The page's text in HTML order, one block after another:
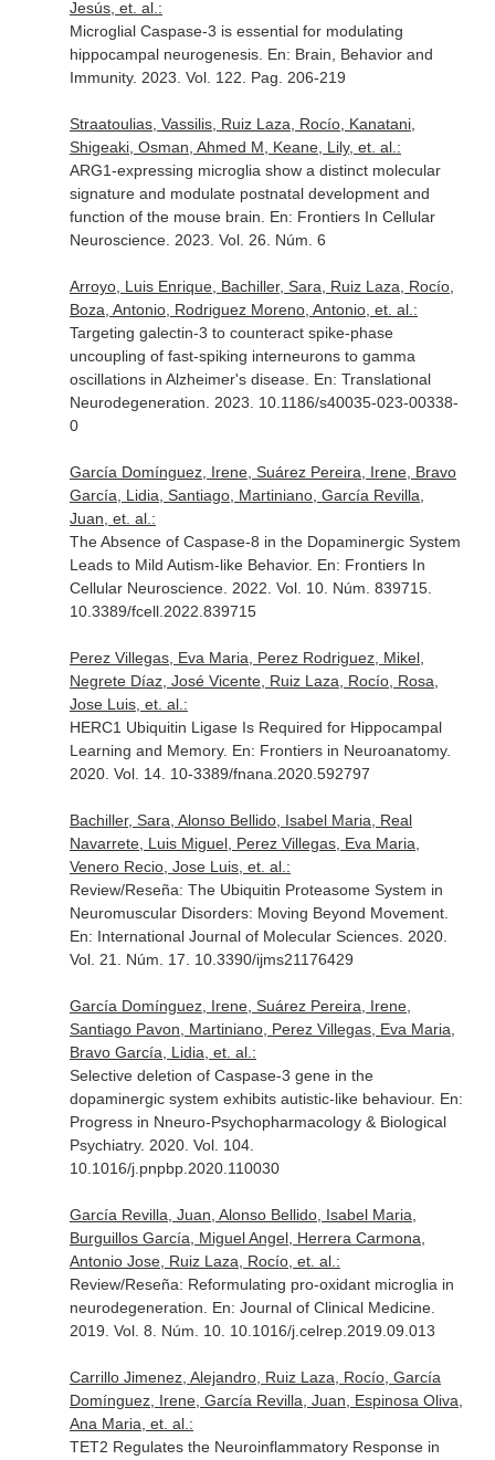
Jesús, et. al.:
Microglial Caspase-3 is essential for modulating
hippocampal neurogenesis. En: Brain, Behavior and
Immunity. 2023. Vol. 122. Pag. 206-219
Straatoulias, Vassilis, Ruiz Laza, Rocío, Kanatani,
Shigeaki, Osman, Ahmed M, Keane, Lily, et. al.:
ARG1-expressing microglia show a distinct molecular
signature and modulate postnatal development and
function of the mouse brain. En: Frontiers In Cellular
Neuroscience. 2023. Vol. 26. Núm. 6
Arroyo, Luis Enrique, Bachiller, Sara, Ruiz Laza, Rocío,
Boza, Antonio, Rodriguez Moreno, Antonio, et. al.:
Targeting galectin-3 to counteract spike-phase
uncoupling of fast-spiking interneurons to gamma
oscillations in Alzheimer's disease. En: Translational
Neurodegeneration . 2023. 10.1186/s40035-023-00338-
0
García Domínguez, Irene, Suárez Pereira, Irene, Bravo
García, Lidia, Santiago, Martiniano, García Revilla,
Juan, et. al.:
The Absence of Caspase-8 in the Dopaminergic System
Leads to Mild Autism-like Behavior. En: Frontiers In
Cellular Neuroscience. 2022. Vol. 10. Núm. 839715.
10.3389/fcell.2022.839715
Perez Villegas, Eva Maria, Perez Rodriguez, Mikel,
Negrete Díaz, José Vicente, Ruiz Laza, Rocío, Rosa,
Jose Luis, et. al.:
HERC1 Ubiquitin Ligase Is Required for Hippocampal
Learning and Memory. En: Frontiers in Neuroanatomy.
2020. Vol. 14. 10-3389/fnana.2020.592797
Bachiller, Sara, Alonso Bellido, Isabel Maria, Real
Navarrete, Luis Miguel, Perez Villegas, Eva Maria,
Venero Recio, Jose Luis, et. al.:
Review/Reseña: The Ubiquitin Proteasome System in
Neuromuscular Disorders: Moving Beyond Movement.
En: International Journal of Molecular Sciences. 2020.
Vol. 21. Núm. 17. 10.3390/ijms21176429
García Domínguez, Irene, Suárez Pereira, Irene,
Santiago Pavon, Martiniano, Perez Villegas, Eva Maria,
Bravo García, Lidia, et. al.:
Selective deletion of Caspase-3 gene in the
dopaminergic system exhibits autistic-like behaviour. En:
Progress in Nneuro-Psychopharmacology & Biological
Psychiatry. 2020. Vol. 104.
10.1016/j.pnpbp.2020.110030
García Revilla, Juan, Alonso Bellido, Isabel Maria,
Burguillos García, Miguel Angel, Herrera Carmona,
Antonio Jose, Ruiz Laza, Rocío, et. al.:
Review/Reseña: Reformulating pro-oxidant microglia in
neurodegeneration. En: Journal of Clinical Medicine.
2019. Vol. 8. Núm. 10. 10.1016/j.celrep.2019.09.013
Carrillo Jimenez, Alejandro, Ruiz Laza, Rocío, García
Domínguez, Irene, García Revilla, Juan, Espinosa Oliva,
Ana Maria, et. al.:
TET2 Regulates the Neuroinflammatory Response in